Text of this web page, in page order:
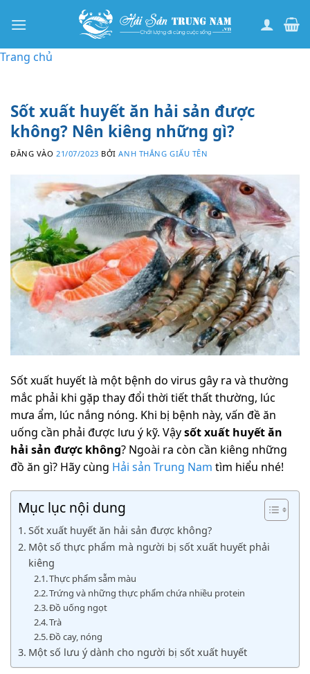
qua
dung
Trang chủ
Sốt xuất huyết ăn hải sản được
không? Nên kiêng những gì?
ĐĂNG VÀO 21/07/2023 BỞIANH THẮNG GIẤU TÊN
Sốt xuất huyết là một bệnh do virus gây ra và thường
mắc phải khi gặp thay đổi thời tiết thất thường, lúc
mưa ẩm, lúc nắng nóng. Khi bị bệnh này, vấn đề ăn
uống cần phải được lưu ý kỹ. Vậysốt xuất huyết ăn
hải sản được không? Ngoài ra còn cần kiêng những
đồ ăn gì? Hãy cùng Hải sản Trung Nam tìm hiểu nhé!
Mục lục nội dung
Sốt xuất huyết ăn hải sản được không?
Một số thực phẩm mà người bị sốt xuất huyết phải
kiêng
Thực phẩm sẫm màu
Trứng và những thực phẩm chứa nhiều protein
Đồ uống ngọt
Trà
Đồ cay, nóng
Một số lưu ý dành cho người bị sốt xuất huyết